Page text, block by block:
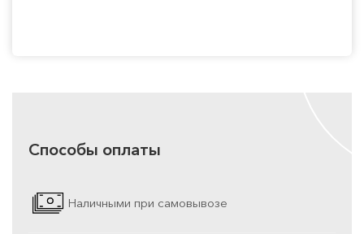
Способы оплаты
Наличными при самовывозе